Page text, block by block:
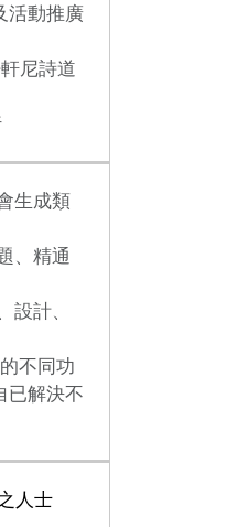
活動推廣
尼詩道
生成類
、精通
設計、
不同功
已解決不
人士